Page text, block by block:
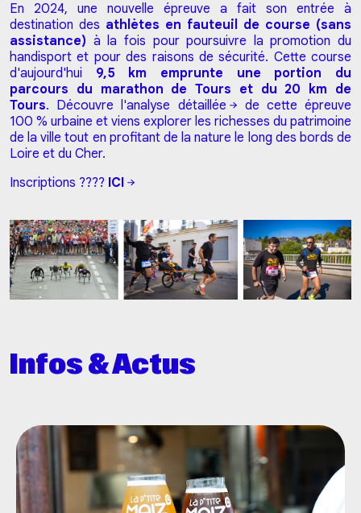
En 2024, une nouvelle épreuve a fait son entrée à
destination des athlètes en fauteuil de course (sans
assistance) à la fois pour poursuivre la promotion du
handisport et pour des raisons de sécurité. Cette course
d'aujourd'hui 9,5 km emprunte une portion du
parcours du marathon de Tours et du 20 km de
Tours. Découvre l'analyse détaillée
de cette épreuve
100 % urbaine et viens explorer les richesses du patrimoine
de la ville tout en profitant de la nature le long des bords de
Loire et du Cher.
Inscriptions ???? ICI
Infos & Actus